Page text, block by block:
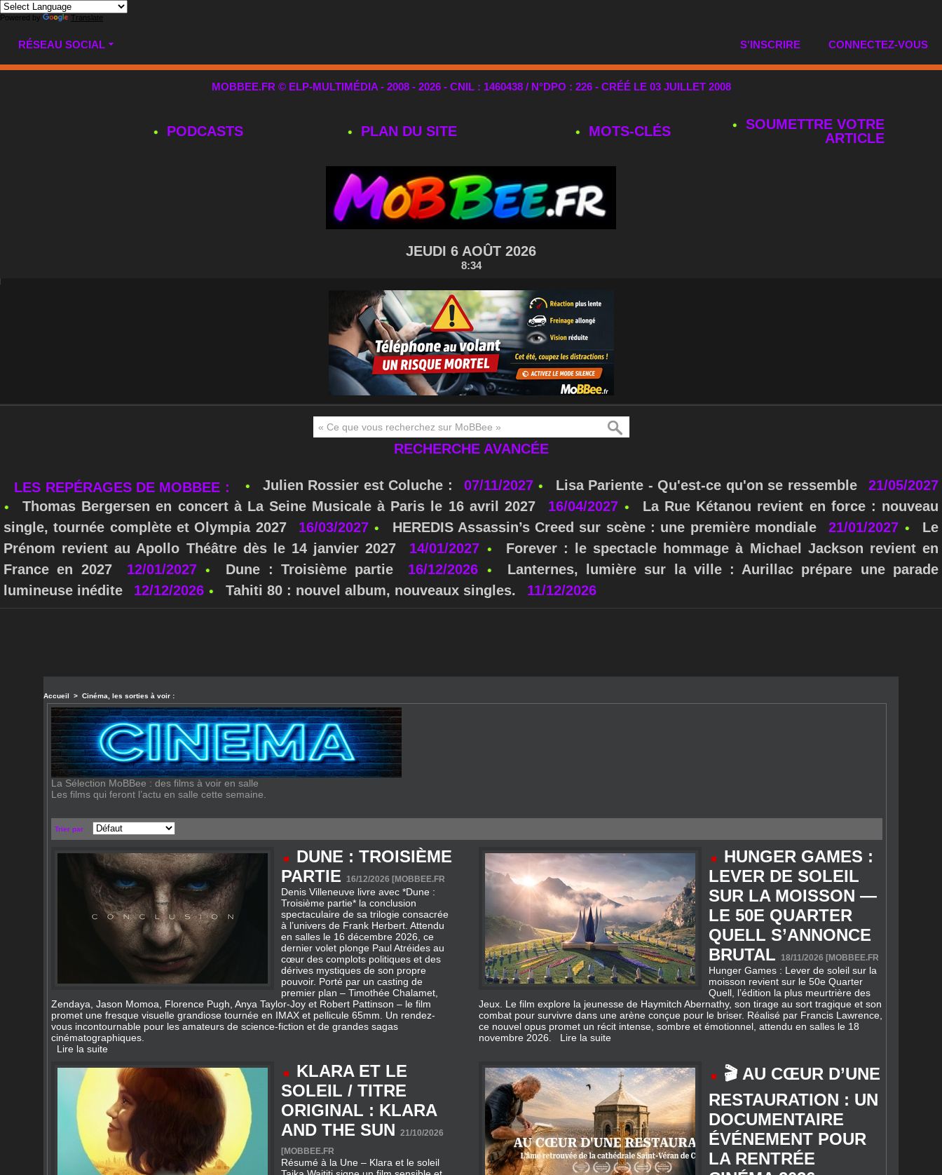
Powered by Translate
RÉSEAU SOCIAL CONNECTEZ-VOUS
S'INSCRIRE
MOBBEE.FR © ELP-MULTIMÉDIA - 2008 - 2026 - CNIL : 1460438 / N°DPO : 226 - CRÉÉ LE 03 JUILLET 2008
PODCASTS PLAN DU SITE MOTS‑CLÉS
SOUMETTRE VOTRE
ARTICLE
JEUDI 6 AOÛT 2026
8:34
RECHERCHE AVANCÉE
LES REPÉRAGES DE MOBBEE : Julien Rossier est Coluche : 07/11/2027 Lisa Pariente - Qu'est-ce qu'on se ressemble
21/05/2027
Thomas Bergersen en concert à La Seine Musicale à Paris le 16 avril 2027
16/04/2027
La Rue Kétanou revient en force : nouveau
single, tournée complète et Olympia 2027
16/03/2027 HEREDIS Assassin’s Creed sur scène : une première mondiale 21/01/2027
Le
Prénom revient au Apollo Théâtre dès le 14 janvier 2027
14/01/2027
Forever : le spectacle hommage à Michael Jackson revient en
France en 2027
12/01/2027 Dune : Troisième partie 16/12/2026
Lanternes, lumière sur la ville : Aurillac prépare une parade
lumineuse inédite
12/12/2026 Tahiti 80 : nouvel album, nouveaux singles. 11/12/2026
Accueil > Cinéma, les sorties à voir :
La Sélection MoBBee : des films à voir en salle
Les films qui feront l’actu en salle cette semaine.
Trier par
DUNE : TROISIÈME
PARTIE
16/12/2026 [MOBBEE.FR
Denis Villeneuve livre avec *Dune :
Troisième partie* la conclusion
spectaculaire de sa trilogie consacrée
à l’univers de Frank Herbert. Attendu
en salles le 16 décembre 2026, ce
dernier volet plonge Paul Atréides au
cœur des complots politiques et des
dérives mystiques de son propre
pouvoir. Porté par un casting de
premier plan – Timothée Chalamet,
Zendaya, Jason Momoa, Florence Pugh, Anya Taylor-Joy et Robert Pattinson – le film
promet une fresque visuelle grandiose tournée en IMAX et pellicule 65mm. Un rendez-
vous incontournable pour les amateurs de science-fiction et de grandes sagas
cinématographiques.
Lire la suite
HUNGER GAMES :
LEVER DE SOLEIL
SUR LA MOISSON —
LE 50E QUARTER
QUELL S’ANNONCE
BRUTAL
18/11/2026 [MOBBEE.FR
Hunger Games : Lever de soleil sur la
moisson revient sur le 50e Quarter
Quell, l’édition la plus meurtrière des
Jeux. Le film explore la jeunesse de Haymitch Abernathy, son tirage au sort tragique et son
combat pour survivre dans une arène conçue pour le briser. Réalisé par Francis Lawrence,
ce nouvel opus promet un récit intense, sombre et émotionnel, attendu en salles le 18
novembre 2026. Lire la suite
KLARA ET LE
SOLEIL / TITRE
ORIGINAL : KLARA
AND THE SUN 21/10/2026
[MOBBEE.FR
Résumé à la Une – Klara et le soleil
🎬 AU CŒUR D’UNE
RESTAURATION : UN
DOCUMENTAIRE
ÉVÉNEMENT POUR
LA RENTRÉE